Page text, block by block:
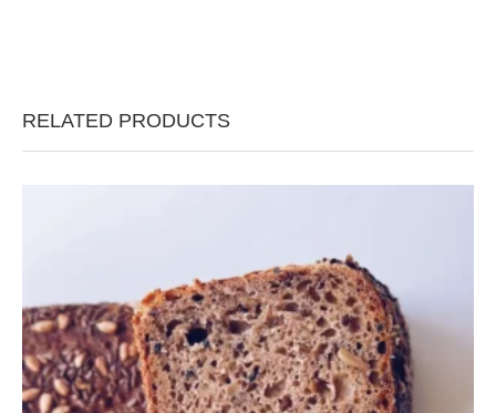
RELATED PRODUCTS